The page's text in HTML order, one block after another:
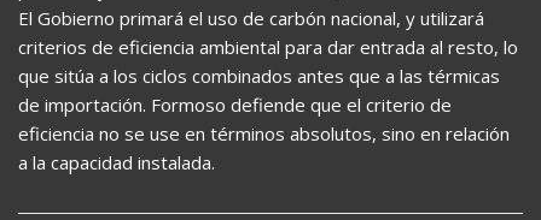
El Gobierno primará el uso de carbón nacional, y utilizará
criterios de eficiencia ambiental para dar entrada al resto, lo
que sitúa a los ciclos combinados antes que a las térmicas
de importación. Formoso defiende que el criterio de
eficiencia no se use en términos absolutos, sino en relación
a la capacidad instalada.